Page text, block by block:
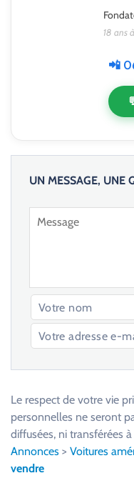
18 ans
📲
UN MESSAGE, UNE
e
Le respect de votre vie
personnelles ne seront
diffusées, ni transférées
Annonces > Voitures
vendre